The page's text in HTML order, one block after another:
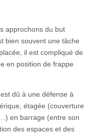
approchons du but
bien souvent une tâche
il est compliqué de
en position de frappe
dû à une défense à
étagée (couverture
en barrage (entre son
des espaces et des